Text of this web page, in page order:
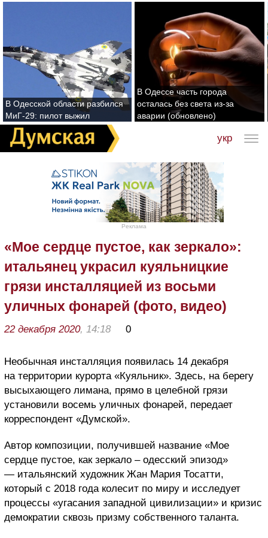
В Одесской области разбился
МиГ-29: пилот выжил
В Одессе часть города
осталась без света из-за
аварии (обновлено)
укр
Реклама
«Мое сердце пустое, как зеркало»:
итальянец украсил куяльницкие
грязи инсталляцией из восьми
уличных фонарей (фото, видео)
22 декабря 2020, 14:18 0
Необычная инсталляция появилась 14 декабря
на территории курорта «Куяльник». Здесь, на берегу
высыхающего лимана, прямо в целебной грязи
установили восемь уличных фонарей, передает
корреспондент «Думской».
Автор композиции, получившей название «Мое
сердце пустое, как зеркало – одесский эпизод»
— итальянский художник Жан Мария Тосатти,
который с 2018 года колесит по миру и исследует
процессы «угасания западной цивилизации» и кризис
демократии сквозь призму собственного таланта.